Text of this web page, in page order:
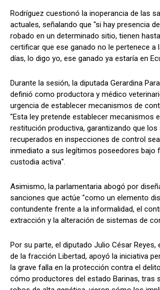
Rodríguez cuestionó la inoperancia de las
actuales, señalando que "si hay presencia
robado en un determinado sitio, tienen
certificar que ese ganado no le pertenece a
días, lo digo yo, ese ganado ya estaría en
Durante la sesión, la diputada Gerardina
definió como productora y médico
urgencia de establecer mecanismos de
"Esta ley pretende establecer mecanismos
restitución productiva, garantizando que los
recuperados en inspecciones de control
inmediato a sus legítimos poseedores bajo
custodia activa".
Asimismo, la parlamentaria abogó por
sanciones que actúe "como un elemento
contundente frente a la informalidad, el
extracción y la alteración de sistemas de
Por su parte, el diputado Julio César Reyes,
de la fracción Libertad, apoyó la iniciativa
la grave falla en la protección contra el
cómo productores del estado Barinas, tras